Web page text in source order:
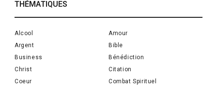
THÉMATIQUES
Alcool
Amour
Argent
Bible
Business
Bénédiction
Christ
Citation
Coeur
Combat Spirituel